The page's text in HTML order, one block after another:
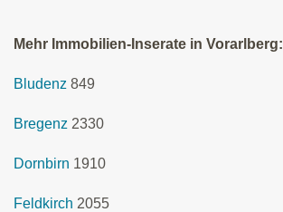
Mehr Immobilien-Inserate in Vorarlberg:
Bludenz 849
Bregenz 2330
Dornbirn 1910
Feldkirch 2055